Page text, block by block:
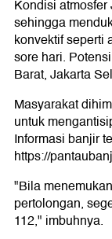
Kondisi
sehingga
konvektif seperti
sore hari.
Barat, Jakarta
Masyarakat
untuk
Informasi banjir
https://
"Bila
pertolongan,
112," imbuhnya.